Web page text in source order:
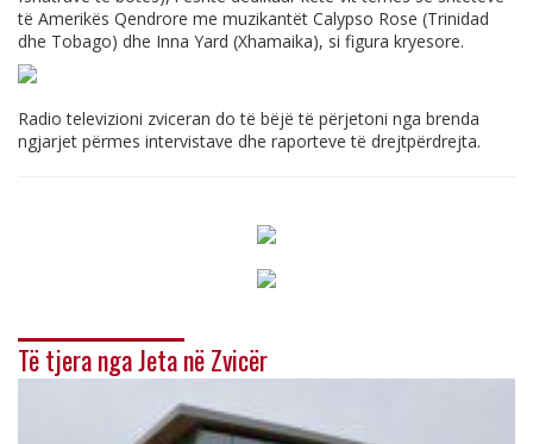
të Amerikës Qendrore me muzikantët Calypso Rose (Trinidad
dhe Tobago) dhe Inna Yard (Xhamaika), si figura kryesore.
Radio televizioni zviceran do të bëjë të përjetoni nga brenda
ngjarjet përmes intervistave dhe raporteve të drejtpërdrejta.
Të tjera nga Jeta në Zvicër